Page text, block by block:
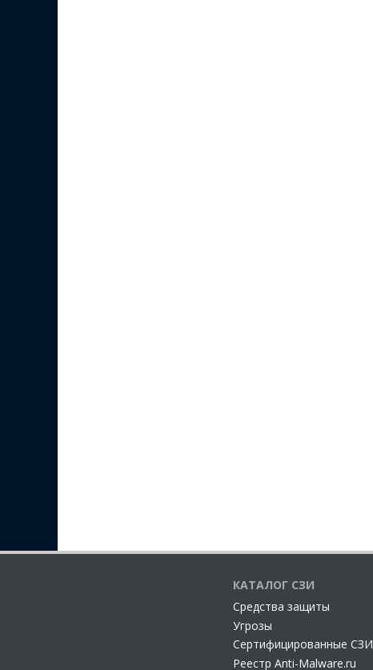
КАТАЛОГ СЗИ
Cредства защиты
Угрозы
Сертифицированные СЗИ
Реестр Anti-Malware.ru